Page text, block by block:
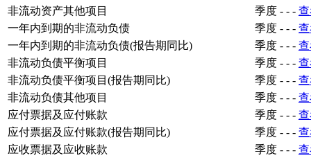
非流动资产其他项目
季度 - - -
一年内到期的非流动负债
季度 - - -
一年内到期的非流动负债(报告期同比)
季度 - - -
非流动负债平衡项目
季度 - - -
非流动负债平衡项目(报告期同比)
季度 - - -
非流动负债其他项目
季度 - - -
应付票据及应付账款
季度 - - -
应付票据及应付账款(报告期同比)
季度 - - -
应收票据及应收账款
季度 - - -